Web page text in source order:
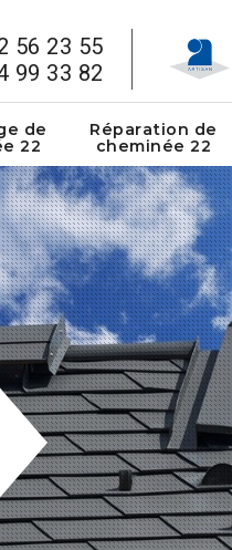
56 23 55
99 33 82
de
22
Réparation de
cheminée 22